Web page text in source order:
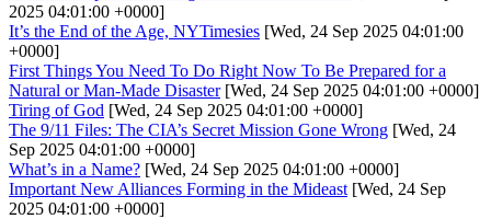
2025 04:01:00 +0000]
It’s the End of the Age, NYTimesies [Wed, 24 Sep 2025 04:01:00
+0000]
First Things You Need To Do Right Now To Be Prepared for a
Natural or Man-Made Disaster[Wed, 24 Sep 2025 04:01:00 +0000]
Tiring of God [Wed, 24 Sep 2025 04:01:00 +0000]
The 9/11 Files: The CIA’s Secret Mission Gone Wrong [Wed, 24
Sep 2025 04:01:00 +0000]
What’s in a Name? [Wed, 24 Sep 2025 04:01:00 +0000]
Important New Alliances Forming in the Mideast [Wed, 24 Sep
2025 04:01:00 +0000]